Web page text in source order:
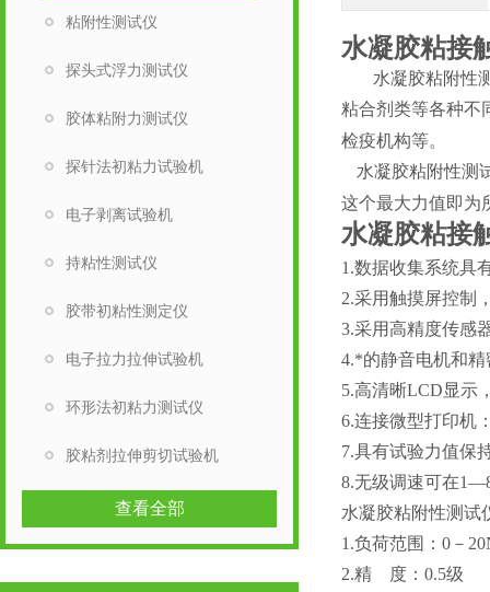
水凝胶粘接
水凝胶粘附性
粘合剂类等各种不
检疫机构等。
水凝胶粘附性测
这个最大力值即为
水凝胶粘接
1.数据收集系统具
2.采用触摸屏控制
3.采用高精度传感
4.*的静音电机和
5.高清晰LCD显示
6.连接微型打印机
7.具有试验力值保
8.无级调速可在
水凝胶粘附性测试
1.负荷范围：0－ 2
2.精 度：0.5级
粘附性测试仪
探头式浮力测试仪
胶体粘附力测试仪
探针法初粘力试验机
电子剥离试验机
持粘性测试仪
胶带初粘性测定仪
电子拉力拉伸试验机
环形法初粘力测试仪
胶粘剂拉伸剪切试验机
查看全部